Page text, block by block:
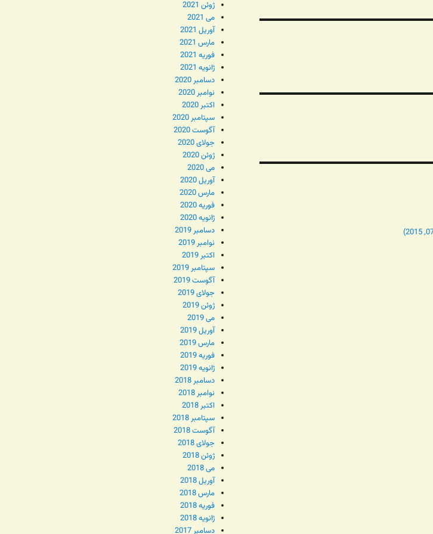
ژوئن 2021
می 2021
آوریل 2021
مارس 2021
فوریه 2021
ژانویه 2021
دسامبر 2020
نوامبر 2020
اکتبر 2020
سپتامبر 2020
آگوست 2020
جولای 2020
ژوئن 2020
می 2020
آوریل 2020
مارس 2020
فوریه 2020
ژانویه 2020
دسامبر 2019
نوامبر 2019
اکتبر 2019
سپتامبر 2019
آگوست 2019
جولای 2019
ژوئن 2019
می 2019
آوریل 2019
مارس 2019
فوریه 2019
ژانویه 2019
دسامبر 2018
نوامبر 2018
اکتبر 2018
سپتامبر 2018
آگوست 2018
جولای 2018
ژوئن 2018
می 2018
آوریل 2018
مارس 2018
فوریه 2018
ژانویه 2018
دسامبر 2017